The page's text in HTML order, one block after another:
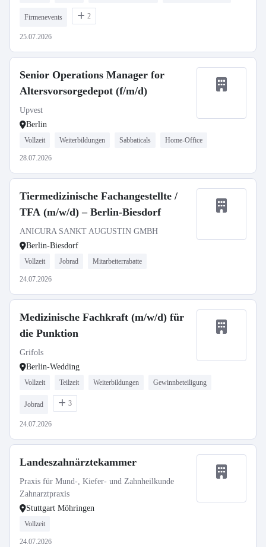
Firmenevents 2
25.07.2026
Senior Operations Manager for
Altersvorsorgedepot (f/m/d)
Upvest
Berlin
Vollzeit Weiterbildungen Sabbaticals Home-Office
28.07.2026
Tiermedizinische Fachangestellte /
TFA (m/w/d) – Berlin-Biesdorf
ANICURA SANKT AUGUSTIN GMBH
Berlin-Biesdorf
Vollzeit Jobrad Mitarbeiterrabatte
24.07.2026
Medizinische Fachkraft (m/w/d) für
die Punktion
Grifols
Berlin-Wedding
Vollzeit Teilzeit Weiterbildungen Gewinnbeteiligung
Jobrad 3
24.07.2026
Landeszahnärztekammer
Praxis für Mund-, Kiefer- und Zahnheilkunde
Zahnarztpraxis
Stuttgart Möhringen
Vollzeit
24.07.2026